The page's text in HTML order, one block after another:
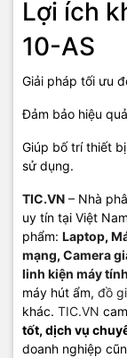
Lợi ích
10-AS
Giải pháp tối ưu
Đảm bảo hiệu
Giúp bố trí thiết
sử dụng.
TIC.VN – Nhà
uy tín tại Việt
phẩm: Laptop,
mạng, Camera
linh kiện máy tính
máy hút ẩm, đồ
khác. TIC.VN
tốt, dịch vụ
doanh nghiệp